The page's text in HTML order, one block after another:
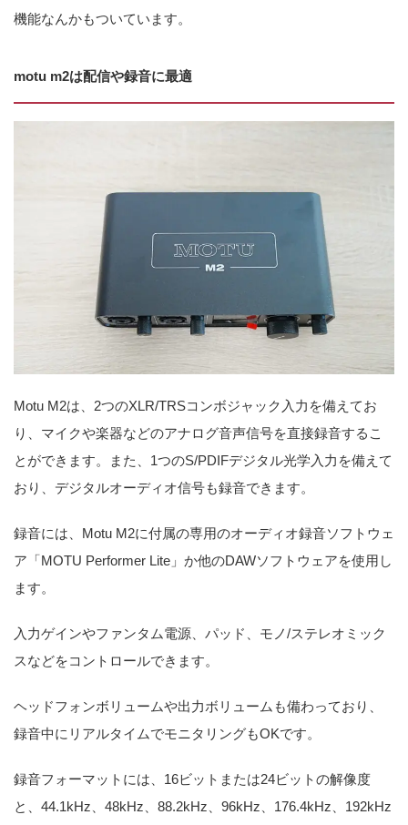
機能なんかもついています。
motu m2は配信や録音に最適
Motu M2は、2つのXLR/TRSコンボジャック入力を備えてお
り、マイクや楽器などのアナログ音声信号を直接録音するこ
とができます。また、1つのS/PDIFデジタル光学入力を備えて
おり、デジタルオーディオ信号も録音できます。
録音には、Motu M2に付属の専用のオーディオ録音ソフトウェ
ア「MOTU Performer Lite」か他のDAWソフトウェアを使用し
ます。
入力ゲインやファンタム電源、パッド、モノ/ステレオミック
スなどをコントロールできます。
ヘッドフォンボリュームや出力ボリュームも備わっており、
録音中にリアルタイムでモニタリングもOKです。
録音フォーマットには、16ビットまたは24ビットの解像度
と、44.1kHz、48kHz、88.2kHz、96kHz、176.4kHz、192kHz